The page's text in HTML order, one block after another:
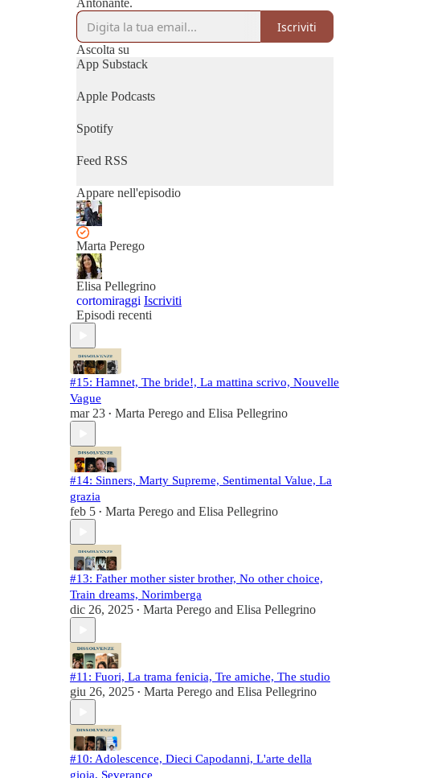
Antonante.
Iscriviti
Ascolta su
App Substack
Apple Podcasts
Spotify
Feed RSS
Appare nell'episodio
Marta Perego
Elisa Pellegrino
cortomiraggi Iscriviti
Episodi recenti
#15: Hamnet, The bride!, La mattina scrivo, Nouvelle
Vague
mar 23 • Marta Perego and Elisa Pellegrino
#14: Sinners, Marty Supreme, Sentimental Value, La
grazia
feb 5 • Marta Perego and Elisa Pellegrino
#13: Father mother sister brother, No other choice,
Train dreams, Norimberga
dic 26, 2025 • Marta Perego and Elisa Pellegrino
#11: Fuori, La trama fenicia, Tre amiche, The studio
giu 26, 2025 • Marta Perego and Elisa Pellegrino
#10: Adolescence, Dieci Capodanni, L'arte della
gioia, Severance